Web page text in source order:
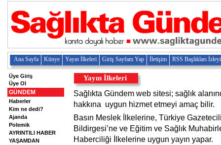
Ana Sayfa Künye Yayın İlkeleri Giriş Sayfam Yap İletişim RSS Başlıkları
Üye Giriş
Üye Ol
GÜNDEM
Haberler
Kim ne dedi?
Ajanda
Polemik
AYRINTILI HABER
YAŞAMDAN
Yayın İlkeleri
Sağlıkta Gündem web sitesi; sağlık
hakkına uygun hizmet etmeyi amaç bilir.
Basın Meslek İlkelerine, Türkiye
Bildirgesi’ne ve Eğitim ve Sağlık
Haberciliği İlkelerine uygun yayın yapar.